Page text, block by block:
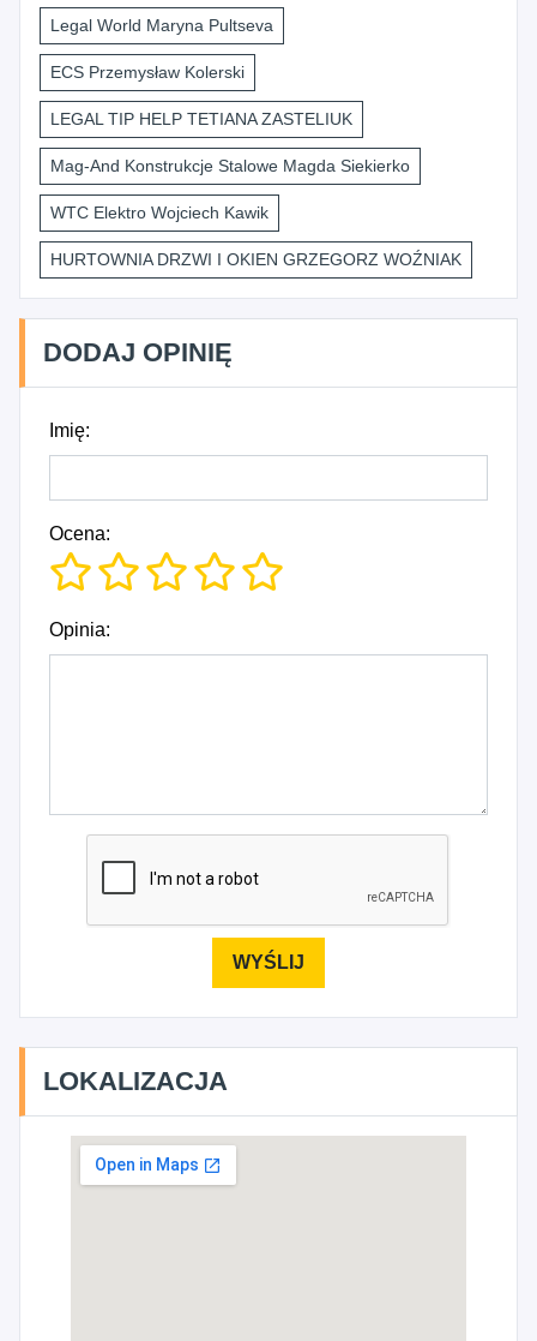
Legal World Maryna Pultseva
ECS Przemysław Kolerski
LEGAL TIP HELP TETIANA ZASTELIUK
Mag-And Konstrukcje Stalowe Magda Siekierko
WTC Elektro Wojciech Kawik
HURTOWNIA DRZWI I OKIEN GRZEGORZ WOŹNIAK
DODAJ OPINIĘ
Imię:
Ocena:
Opinia:
LOKALIZACJA